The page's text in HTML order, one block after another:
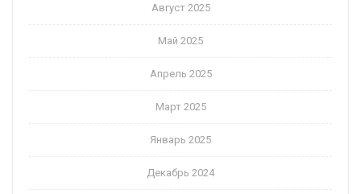
Август 2025
Май 2025
Апрель 2025
Март 2025
Январь 2025
Декабрь 2024